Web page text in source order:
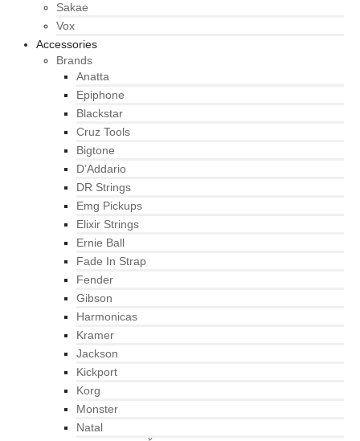
Sakae
Vox
Accessories
Brands
Anatta
Epiphone
Blackstar
Cruz Tools
Bigtone
D’Addario
DR Strings
Emg Pickups
Elixir Strings
Ernie Ball
Fade In Strap
Fender
Gibson
Harmonicas
Kramer
Jackson
Kickport
Korg
Monster
Natal